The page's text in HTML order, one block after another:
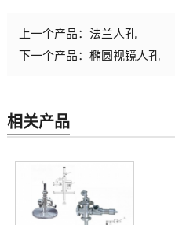
上一个产品： 法兰人孔
下一个产品： 椭圆视镜人孔
相关产品